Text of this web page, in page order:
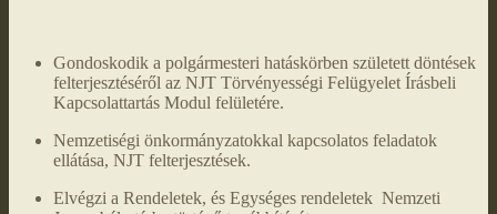
Gondoskodik a polgármesteri hatáskörben született döntések
felterjesztéséről az NJT Törvényességi Felügyelet Írásbeli
Kapcsolattartás Modul felületére.
Nemzetiségi önkormányzatokkal kapcsolatos feladatok
ellátása, NJT felterjesztések.
Elvégzi a Rendeletek, és Egységes rendeletek Nemzeti